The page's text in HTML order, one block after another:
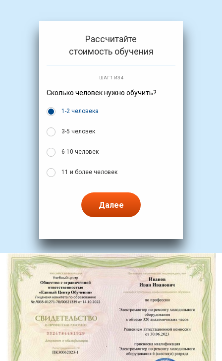
Рассчитайте
стоимость обучения
ШАГ 1 ИЗ 4
Сколько человек нужно обучить?
1-2 человека
3-5 человек
6-10 человек
11 и более человек
Далее